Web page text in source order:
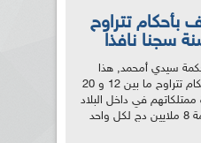
بأحكام تتراوح
سيدي أمحمد, هذا
الأربعاء, الإخوة كونيناف بأحكام تتراوح ما بين 12 و 20
في داخل البلاد
وخارجها وغرامات مالية بقيمة 8 ملايين دج لكل واحد